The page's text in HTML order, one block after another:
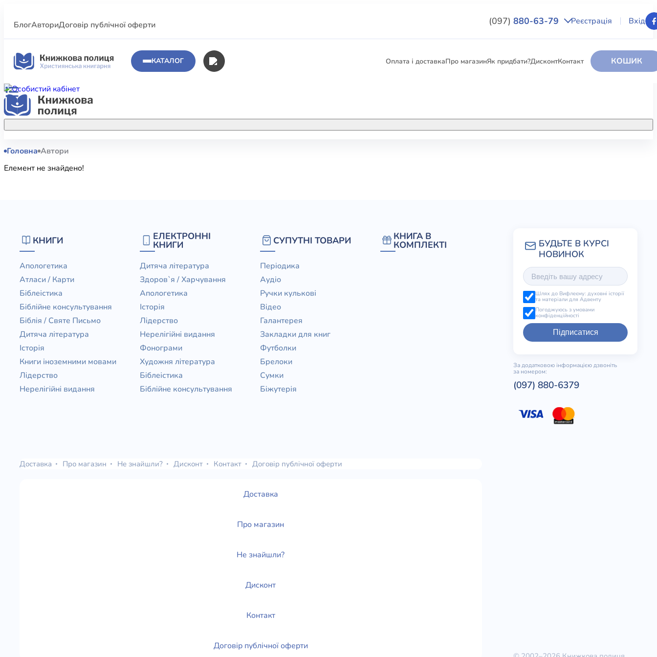
БлогАвториДоговір публічної оферти (097) 880-63-79 Реєстрація Вхід
КАТАЛОГ Оплата і доставкаПро магазинЯк придбати?ДисконтКонтакт КОШИК
Акційні пропозиції
Купуйте більше улюблених книжок за
Новинки
Свіжі надходження, актуальна
література та нові автори на нашій
полиці.
КНИГИ
Дитяча література
Книги іноземними мовами
Церковні традиції
Публіцистика
Богослів`я
ЕЛЕКТРОННІ КНИГИ
Головна Автори
Елемент не знайдено!
КНИГИ
Апологетика
Атласи / Карти
Біблеістика
Біблійне консультування
Біблія / Святе Письмо
Дитяча література
Історія
Книги іноземними мовами
Лідерство
Нерелігійні видання
ЕЛЕКТРОННІ
КНИГИ
Дитяча література
Здоров`я / Харчування
Апологетика
Історія
Лідерство
Нерелігійні видання
Фонограми
Художня література
Біблеістика
Біблійне консультування
СУПУТНІ ТОВАРИ
Періодика
Аудіо
Ручки кулькові
Відео
Галантерея
Закладки для книг
Футболки
Брелоки
Сумки
Біжутерія
КНИГА В
КОМПЛЕКТІ
Шлях до Вифлеєму: духовні історії
та матеріали для Адвенту
Погоджуюсь з умовами
конфіденційності
Підписатися
За додатковою інформацією дзвоніть
за номером:
(097) 880-6379
Доставка Про магазин Не знайшли? Дисконт Контакт Договір публічної оферти
Доставка
Про магазин
Не знайшли?
Дисконт
Контакт
Договір публічної оферти